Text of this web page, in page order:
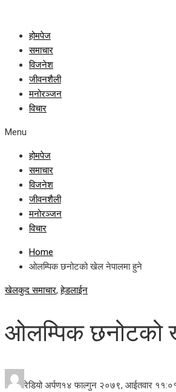
होमपेज
समाचार
विजनेश
जीवनशैली
मनोरञ्जन
विचार
Menu
होमपेज
समाचार
विजनेश
जीवनशैली
मनोरञ्जन
विचार
Home
ओलम्पिक छनोटको खेल नेपालमा हुने
खेलकुद समाचार,हेडलाईन
ओलम्पिक छनोटको
रेडियो अर्पण१४ फाल्गुन २०७९, आईतवार